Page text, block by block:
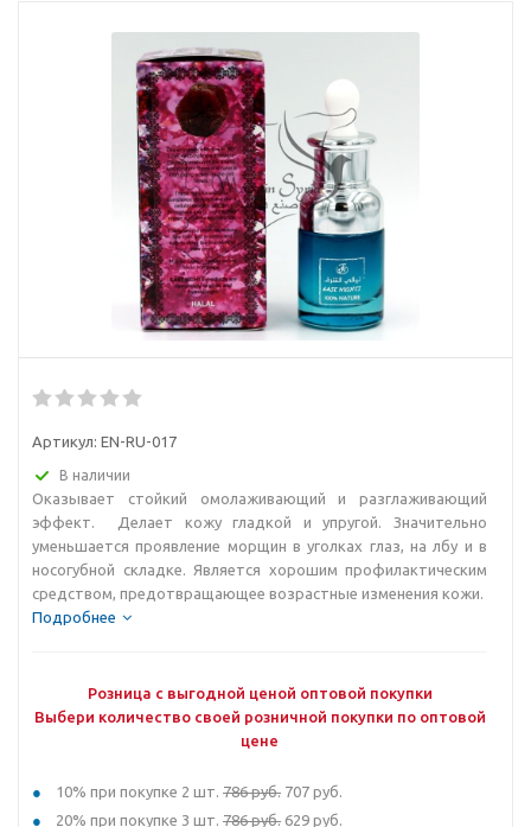
Артикул: EN-RU-017
В наличии
Оказывает стойкий омолаживающий и разглаживающий
эффект. Делает кожу гладкой и упругой. Значительно
уменьшается проявление морщин в уголках глаз, на лбу и в
носогубной складке. Является хорошим профилактическим
средством, предотвращающее возрастные изменения кожи.
Подробнее
Розница с выгодной ценой оптовой покупки
Выбери количество своей розничной покупки по оптовой
цене
10% при покупке 2 шт. 786 руб. 707 руб.
20% при покупке 3 шт. 786 руб. 629 руб.